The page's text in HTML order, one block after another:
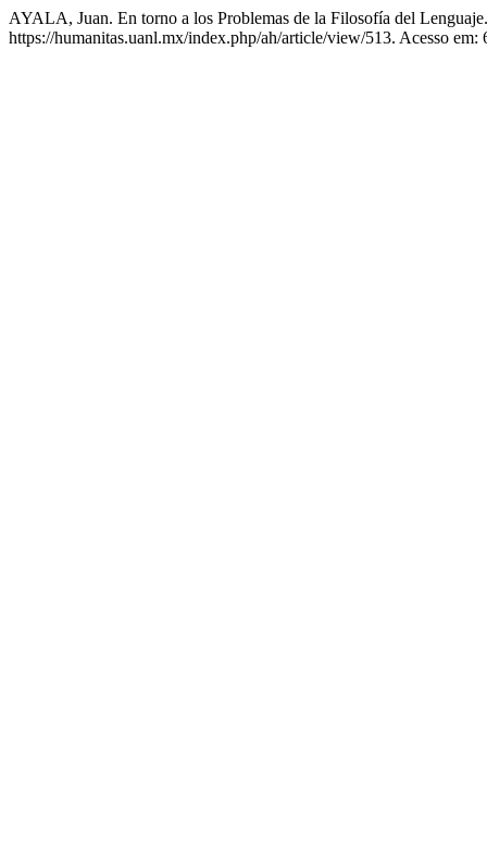
AYALA, Juan. En torno a los Problemas de la Filosofía del
https://humanitas.uanl.mx/index.php/ah/article/view/513. Acesso em: